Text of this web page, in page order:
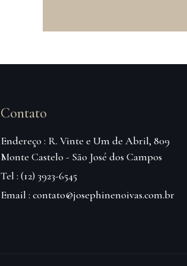
Contato
Endereço : R. Vinte e Um de Abril, 809
Monte Castelo - São José dos Campos
Tel : (12) 3923-6545
Email : contato@josephinenoivas.com.br